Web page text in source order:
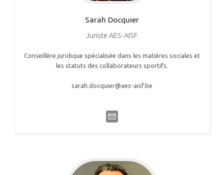
Sarah Docquier
Juriste AES-AISF
Conseillère juridique spécialisée dans les matières sociales et
les statuts des collaborateurs sportifs.
sarah.docquier@aes-aisf.be